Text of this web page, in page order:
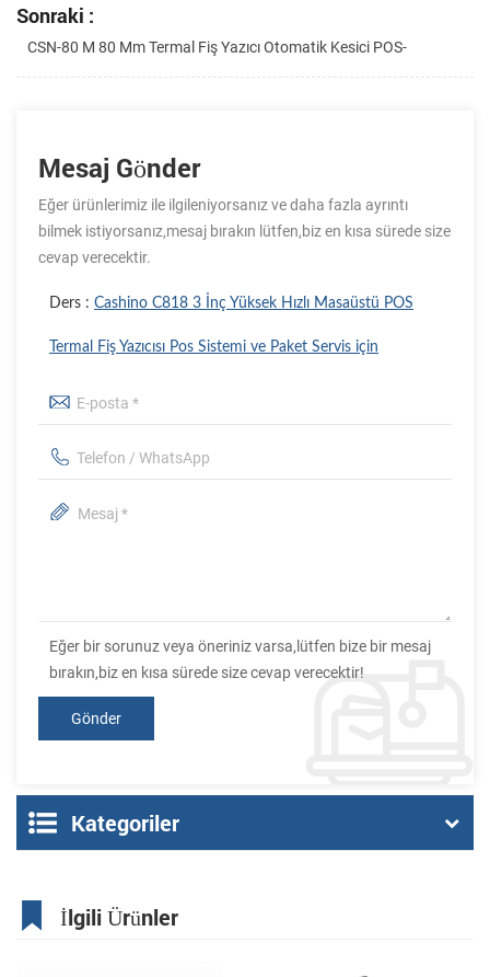
Sonraki :
CSN-80 M 80 Mm Termal Fiş Yazıcı Otomatik Kesici POS-
Mesaj Gönder
Eğer ürünlerimiz ile ilgileniyorsanız ve daha fazla ayrıntı
bilmek istiyorsanız,mesaj bırakın lütfen,biz en kısa sürede size
cevap verecektir.
Ders : Cashino C818 3 İnç Yüksek Hızlı Masaüstü POS
Termal Fiş Yazıcısı Pos Sistemi ve Paket Servis için
Eğer bir sorunuz veya öneriniz varsa,lütfen bize bir mesaj
bırakın,biz en kısa sürede size cevap verecektir!
Kategoriler
İlgili Ürünler